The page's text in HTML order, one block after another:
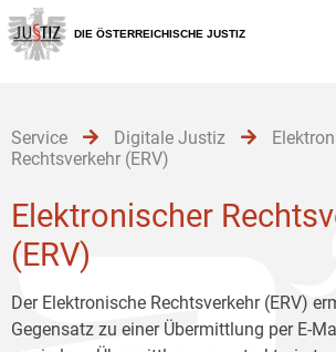
Zur
Hauptnavigation
[1]
Zum
Inhalt
[2]
Zum
Untermenü
[3]
DIE ÖSTERREICHISCHE JUSTIZ
Service Digitale Justiz
Rechtsverkehr (ERV)
Elektronischer
(ERV)
Der Elektronische Rechtsverkehr (ERV)
Gegensatz zu einer Übermittlung per E-